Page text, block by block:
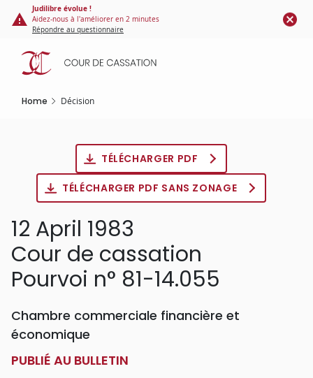
Cookies management panel
content
Judilibre évolue !
Aidez-nous à l'améliorer en 2 minutes
Répondre au questionnaire
Home Décision
TÉLÉCHARGER PDF
TÉLÉCHARGER PDF SANS ZONAGE
12 April 1983
Cour de cassation
Pourvoi n° 81-14.055
Chambre commerciale financière et
économique
PUBLIÉ AU BULLETIN